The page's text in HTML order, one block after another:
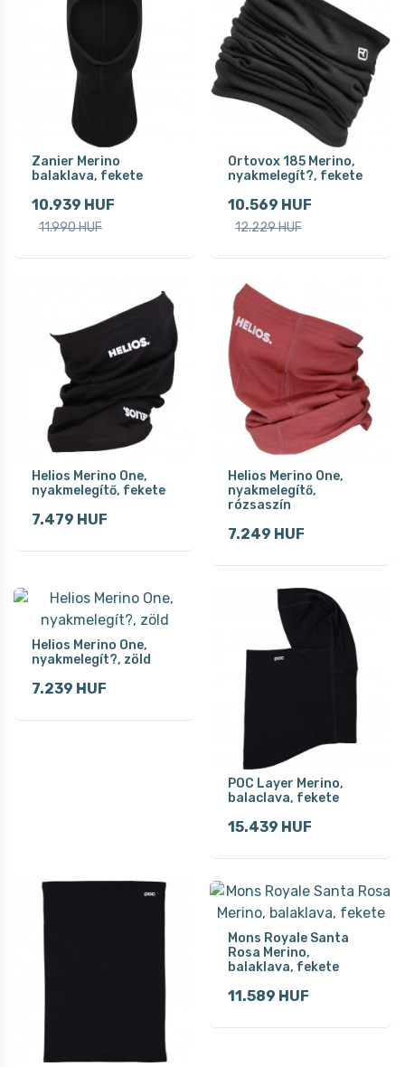
Zanier Merino
balaklava, fekete
10.939 HUF
11.990 HUF
Ortovox 185 Merino,
nyakmelegít?, fekete
10.569 HUF
12.229 HUF
Helios Merino One,
nyakmelegítő, fekete
7.479 HUF
Helios Merino One,
nyakmelegítő,
rózsaszín
7.249 HUF
Helios Merino One,
nyakmelegít?, zöld
7.239 HUF
POC Layer Merino,
balaclava, fekete
15.439 HUF
Mons Royale Santa
Rosa Merino,
balaklava, fekete
11.589 HUF